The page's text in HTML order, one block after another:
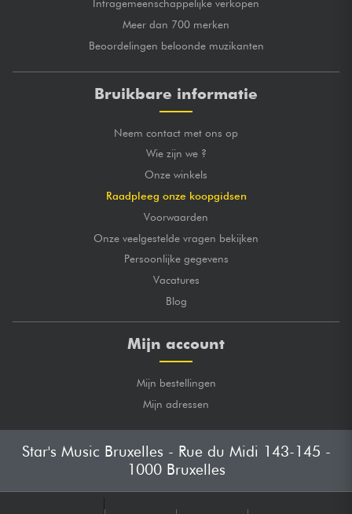
Intragemeenschappelijke verkopen
Meer dan 700 merken
Beoordelingen beloonde muzikanten
Bruikbare informatie
Neem contact met ons op
Wie zijn we ?
Onze winkels
Raadpleeg onze koopgidsen
Voorwaarden
Onze veelgestelde vragen bekijken
Persoonlijke gegevens
Vacatures
Blog
Mijn account
Mijn bestellingen
Mijn adressen
Star's Music Bruxelles - Rue du Midi 143-145 -
1000 Bruxelles